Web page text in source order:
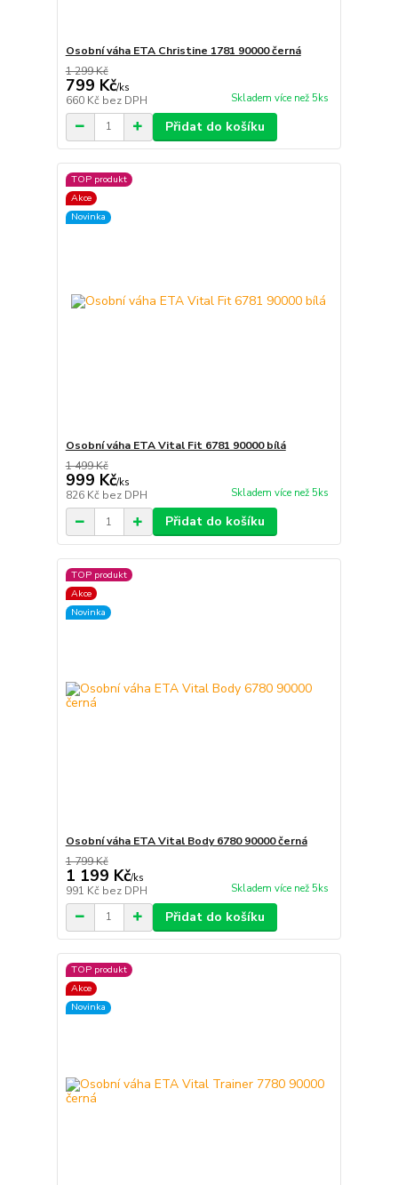
Osobní váha ETA Christine 1781 90000 černá
1 299 Kč
799 Kč/ks
660 Kč bez DPH Skladem více než 5ks
Přidat do košíku
TOP produkt
Akce
Novinka
Osobní váha ETA Vital Fit 6781 90000 bílá
1 499 Kč
999 Kč/ks
826 Kč bez DPH Skladem více než 5ks
Přidat do košíku
TOP produkt
Akce
Novinka
Osobní váha ETA Vital Body 6780 90000 černá
1 799 Kč
1 199 Kč/ks
991 Kč bez DPH Skladem více než 5ks
Přidat do košíku
TOP produkt
Akce
Novinka